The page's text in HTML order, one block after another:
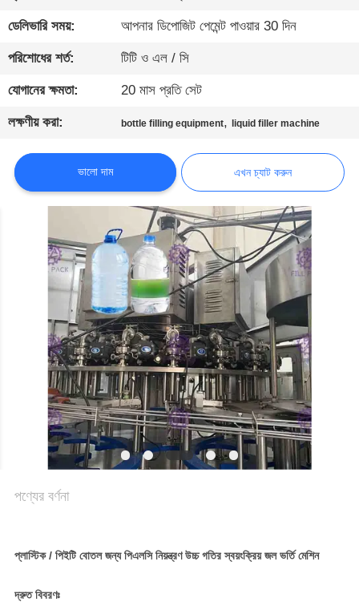
যোগাযোগ
খবর
এখন
গোপনীয়তা
ডেলিভারি সময়: আপনার ডিপোজিট পেমেন্ট পাওয়ার 30 দিন
পরিশোধের শর্ত: টিটি ও এল / সি
যোগানের ক্ষমতা: 20 মাস প্রতি সেট
লক্ষণীয় করা: bottle filling equipment, liquid filler machine
ভালো দাম এখন চ্যাট করুন
পণ্যের বর্ণনা
প্লাস্টিক / পিইটি বোতল জন্য পিএলসি নিয়ন্ত্রণ উচ্চ গতির স্বয়ংক্রিয় জল ভর্তি মেশিন
দ্রুত বিবরণঃ